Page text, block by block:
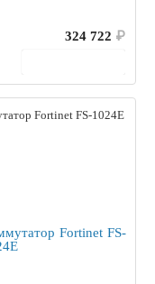
324 722 ₽
Fortinet FS-1024E